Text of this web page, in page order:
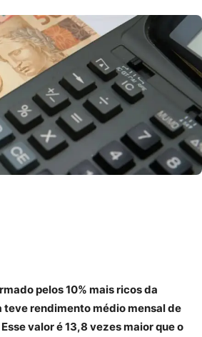
pelos 10% mais ricos da
rendimento médio mensal de
Esse valor é 13,8 vezes maior que o